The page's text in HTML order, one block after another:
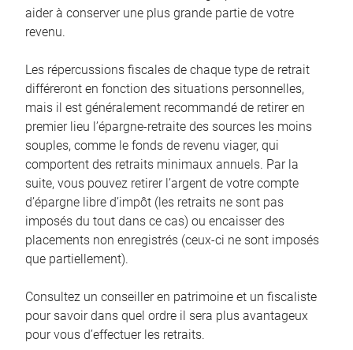
aider à conserver une plus grande partie de votre
revenu.
Les répercussions fiscales de chaque type de retrait
différeront en fonction des situations personnelles,
mais il est généralement recommandé de retirer en
premier lieu l’épargne-retraite des sources les moins
souples, comme le fonds de revenu viager, qui
comportent des retraits minimaux annuels. Par la
suite, vous pouvez retirer l’argent de votre compte
d’épargne libre d’impôt (les retraits ne sont pas
imposés du tout dans ce cas) ou encaisser des
placements non enregistrés (ceux-ci ne sont imposés
que partiellement).
Consultez un conseiller en patrimoine et un fiscaliste
pour savoir dans quel ordre il sera plus avantageux
pour vous d’effectuer les retraits.